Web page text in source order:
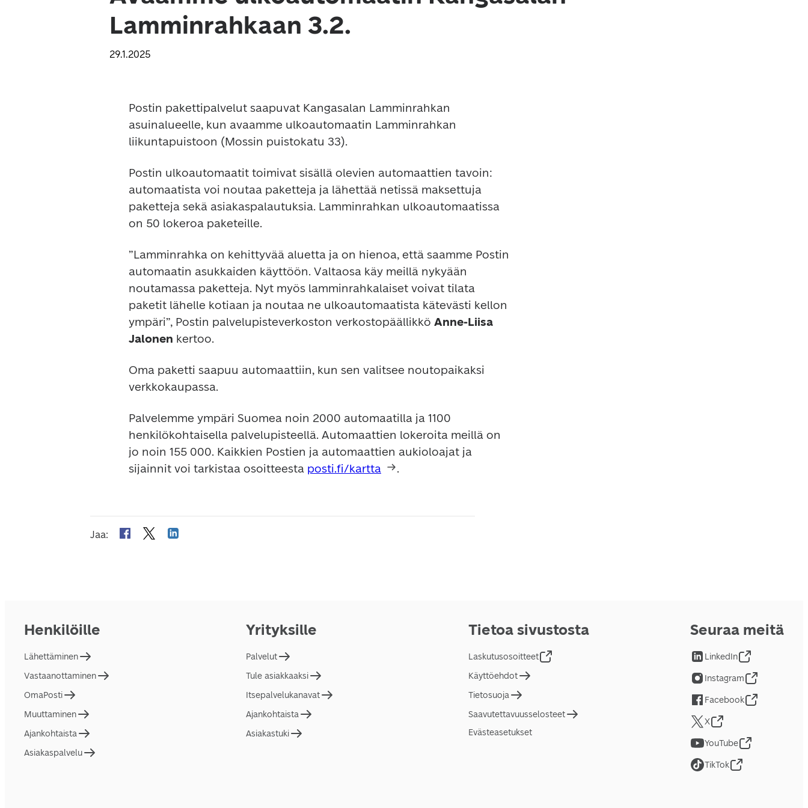
Lamminrahkaan 3.2.
29.1.2025
Postin pakettipalvelut saapuvat Kangasalan Lamminrahkan
asuinalueelle, kun avaamme ulkoautomaatin Lamminrahkan
liikuntapuistoon (Mossin puistokatu 33).
Postin ulkoautomaatit toimivat sisällä olevien automaattien tavoin:
automaatista voi noutaa paketteja ja lähettää netissä maksettuja
paketteja sekä asiakaspalautuksia. Lamminrahkan ulkoautomaatissa
on 50 lokeroa paketeille.
”Lamminrahka on kehittyvää aluetta ja on hienoa, että saamme Postin
automaatin asukkaiden käyttöön. Valtaosa käy meillä nykyään
noutamassa paketteja. Nyt myös lamminrahkalaiset voivat tilata
paketit lähelle kotiaan ja noutaa ne ulkoautomaatista kätevästi kellon
ympäri”, Postin palvelupisteverkoston verkostopäällikkö Anne-Liisa
Jalonen kertoo.
Oma paketti saapuu automaattiin, kun sen valitsee noutopaikaksi
verkkokaupassa.
Palvelemme ympäri Suomea noin 2000 automaatilla ja 1100
henkilökohtaisella palvelupisteellä. Automaattien lokeroita meillä on
jo noin 155 000. Kaikkien Postien ja automaattien aukioloajat ja
sijainnit voi tarkistaa osoitteesta posti.fi/kartta .
Jaa:
Henkilöille
Lähettäminen
Vastaanottaminen
OmaPosti
Muuttaminen
Ajankohtaista
Asiakaspalvelu
Yrityksille
Palvelut
Tule asiakkaaksi
Itsepalvelukanavat
Ajankohtaista
Asiakastuki
Tietoa sivustosta
Laskutusosoitteet
Käyttöehdot
Tietosuoja
Saavutettavuusselosteet
Evästeasetukset
Seuraa meitä
LinkedIn
Instagram
Facebook
X
YouTube
TikTok